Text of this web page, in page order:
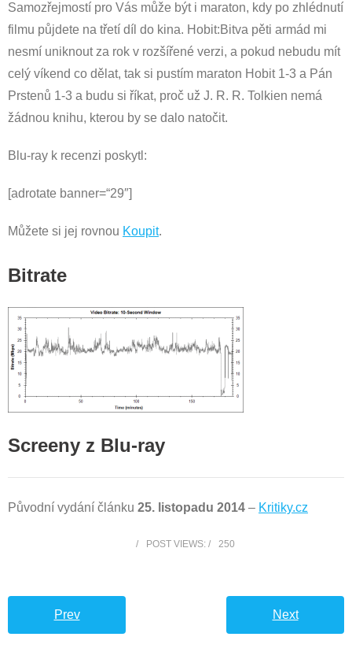
Samozřejmostí pro Vás může být i maraton, kdy po zhlédnutí
filmu půjdete na třetí díl do kina. Hobit:Bitva pěti armád mi
nesmí uniknout za rok v rozšířené verzi, a pokud nebudu mít
celý víkend co dělat, tak si pustím maraton Hobit 1-3 a Pán
Prstenů 1-3 a budu si říkat, proč už J. R. R. Tolkien nemá
žádnou knihu, kterou by se dalo natočit.
Blu-ray k recenzi poskytl:
[adrotate banner=“29″]
Můžete si jej rovnou Koupit.
Bitrate
Screeny z Blu-ray
Původní vydání článku 25. listopadu 2014 – Kritiky.cz
POST VIEWS: 250
Prev Next